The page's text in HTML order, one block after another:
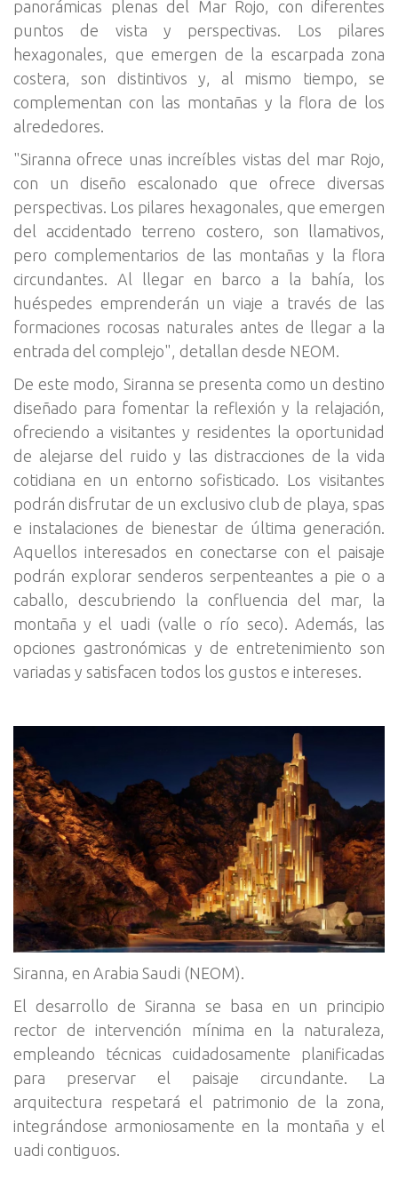
panorámicas plenas del Mar Rojo, con diferentes
puntos de vista y perspectivas. Los pilares
hexagonales, que emergen de la escarpada zona
costera, son distintivos y, al mismo tiempo, se
complementan con las montañas y la flora de los
alrededores.
"Siranna ofrece unas increíbles vistas del mar Rojo,
con un diseño escalonado que ofrece diversas
perspectivas. Los pilares hexagonales, que emergen
del accidentado terreno costero, son llamativos,
pero complementarios de las montañas y la flora
circundantes. Al llegar en barco a la bahía, los
huéspedes emprenderán un viaje a través de las
formaciones rocosas naturales antes de llegar a la
entrada del complejo", detallan desde NEOM.
De este modo, Siranna se presenta como un destino
diseñado para fomentar la reflexión y la relajación,
ofreciendo a visitantes y residentes la oportunidad
de alejarse del ruido y las distracciones de la vida
cotidiana en un entorno sofisticado. Los visitantes
podrán disfrutar de un exclusivo club de playa, spas
e instalaciones de bienestar de última generación.
Aquellos interesados en conectarse con el paisaje
podrán explorar senderos serpenteantes a pie o a
caballo, descubriendo la confluencia del mar, la
montaña y el uadi (valle o río seco). Además, las
opciones gastronómicas y de entretenimiento son
variadas y satisfacen todos los gustos e intereses.
Siranna, en Arabia Saudi (NEOM).
El desarrollo de Siranna se basa en un principio
rector de intervención mínima en la naturaleza,
empleando técnicas cuidadosamente planificadas
para preservar el paisaje circundante. La
arquitectura respetará el patrimonio de la zona,
integrándose armoniosamente en la montaña y el
uadi contiguos.